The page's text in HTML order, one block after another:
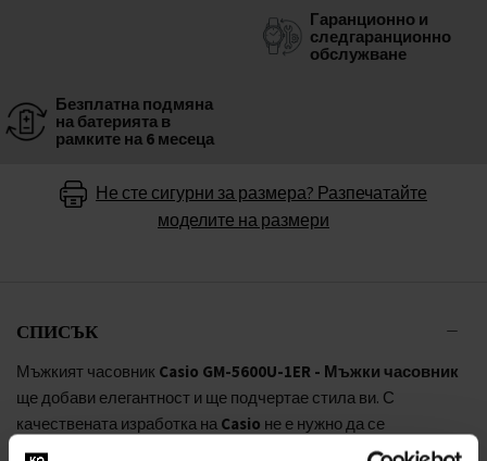
Гаранционно и
следгаранционно
обслужване
Безплатна подмяна
на батерията в
рамките на 6 месеца
Не сте сигурни за размера? Разпечатайте
моделите на размери
СПИСЪК
Мъжкият часовник Casio GM-5600U-1ER - Мъжки часовник
ще добави елегантност и ще подчертае стила ви. С
качествената изработка на Casio не е нужно да се
притеснявате, че ще сбъркате.